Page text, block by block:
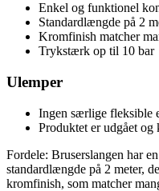
Enkel og funktionel
Standardlængde på 2
Kromfinish matcher
Trykstærk op til 10 bar
Ulemper
Ingen særlige fleksible
Produktet er udgået
Fordele: Bruserslangen har
standardlængde på 2 meter,
kromfinish, som matcher